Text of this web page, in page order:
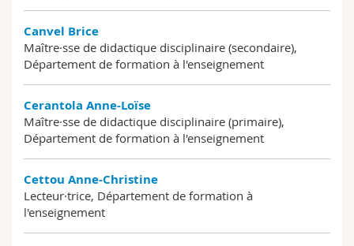
Canvel Brice
Maître·sse de didactique disciplinaire (secondaire),
Département de formation à l'enseignement
Cerantola Anne-Loïse
Maître·sse de didactique disciplinaire (primaire),
Département de formation à l'enseignement
Cettou Anne-Christine
Lecteur·trice, Département de formation à
l'enseignement